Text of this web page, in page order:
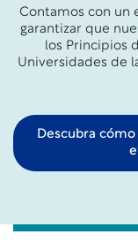
Contamos con un
garantizar que
los Principios
Universidades de
Descubra